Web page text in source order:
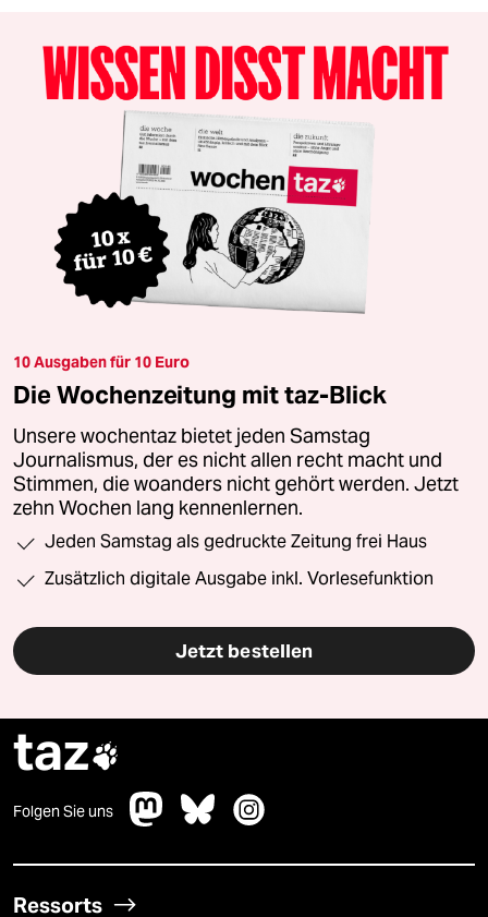
10 Ausgaben für 10 Euro
Die Wochenzeitung mit taz-Blick
Unsere wochentaz bietet jeden Samstag
Journalismus, der es nicht allen recht macht und
Stimmen, die woanders nicht gehört werden. Jetzt
zehn Wochen lang kennenlernen.
Jeden Samstag als gedruckte Zeitung frei Haus
Zusätzlich digitale Ausgabe inkl. Vorlesefunktion
Jetzt bestellen
taz
Folgen Sie uns
Ressorts